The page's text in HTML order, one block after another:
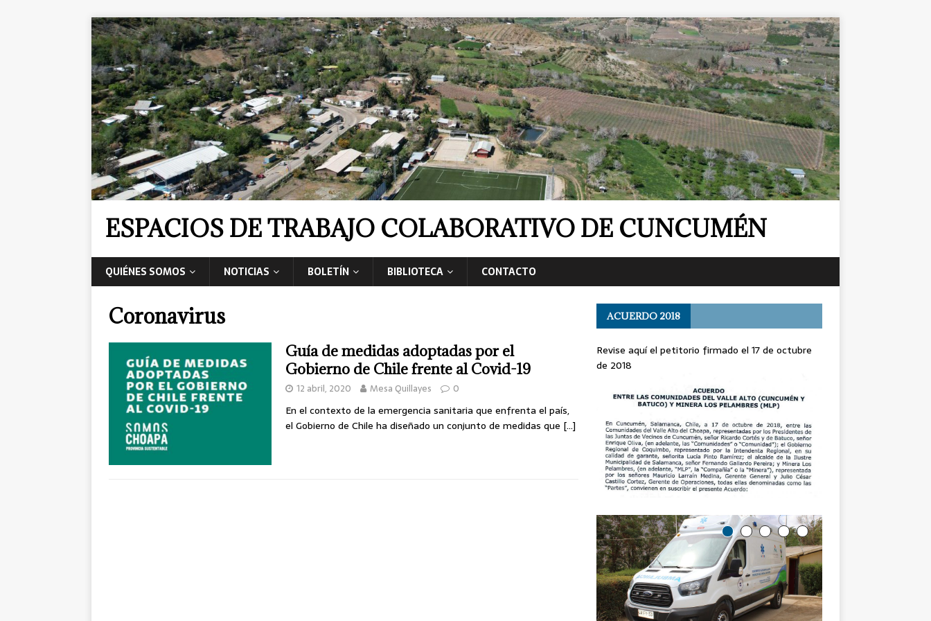
ESPACIOS DE TRABAJO COLABORATIVO DE CUNCUMÉN
QUIÉNES SOMOS NOTICIAS BOLETÍN BIBLIOTECA CONTACTO
Coronavirus
Guía de medidas adoptadas por el
Gobierno de Chile frente al Covid-19
12 abril, 2020 Mesa Quillayes 0
En el contexto de la emergencia sanitaria que enfrenta el país,
el Gobierno de Chile ha diseñado un conjunto de medidas que […]
ACUERDO 2018
Revise aquí el petitorio firmado el 17 de octubre
de 2018